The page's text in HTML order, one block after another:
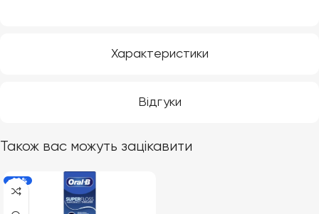
Характеристики
Відгуки
Також вас можуть зацікавити
-20%